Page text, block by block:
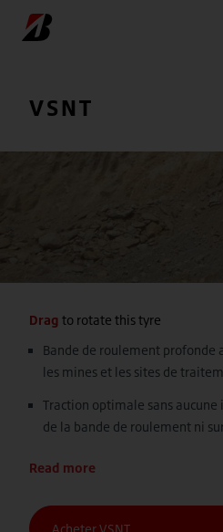
VSNT
Drag to rotate this tyre
Bande de roulement profonde
les mines et les sites de
Traction optimale sans
de la bande de roulement ni
Read more